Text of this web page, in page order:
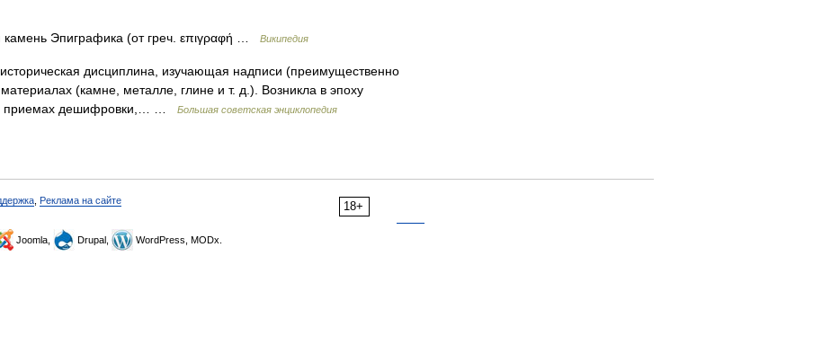
Эпиграфика (от греч. επιγραφή … Википедия
дисциплина, изучающая надписи (преимущественно
(камне, металле, глине и т. д.). Возникла в эпоху
приемах дешифровки,… …
Большая советская энциклопедия
18+
Реклама на сайте
Joomla, Drupal, WordPress, MODx.